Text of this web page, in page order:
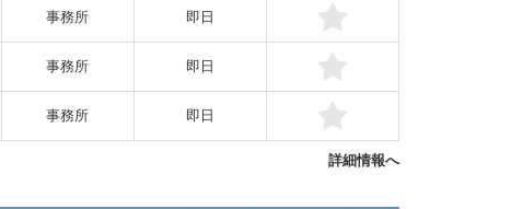
事務所 即日
事務所 即日
事務所 即日
詳細情報へ